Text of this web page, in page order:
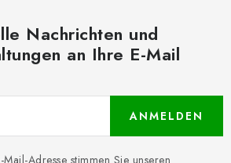
Nachrichten und
an Ihre E-Mail
Adresse stimmen Sie unseren
ANMELDEN